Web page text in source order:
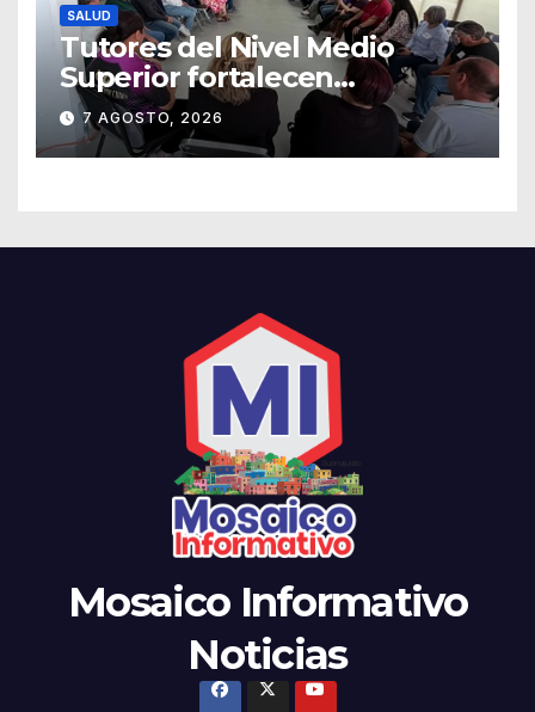
SALUD
Tutores del Nivel Medio
Superior fortalecen
estrategias para la
prevención de la violencia en
el noviazgo
7 AGOSTO, 2026
Mosaico Informativo
Noticias